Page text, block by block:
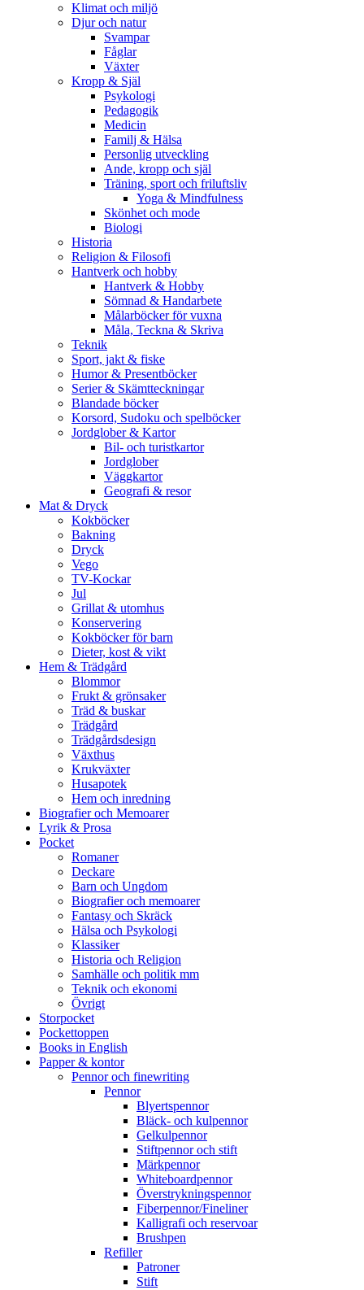
Klimat och miljö
Djur och natur
Svampar
Fåglar
Växter
Kropp & Själ
Psykologi
Pedagogik
Medicin
Familj & Hälsa
Personlig utveckling
Ande, kropp och själ
Träning, sport och friluftsliv
Yoga & Mindfulness
Skönhet och mode
Biologi
Historia
Religion & Filosofi
Hantverk och hobby
Hantverk & Hobby
Sömnad & Handarbete
Målarböcker för vuxna
Måla, Teckna & Skriva
Teknik
Sport, jakt & fiske
Humor & Presentböcker
Serier & Skämtteckningar
Blandade böcker
Korsord, Sudoku och spelböcker
Jordglober & Kartor
Bil- och turistkartor
Jordglober
Väggkartor
Geografi & resor
Mat & Dryck
Kokböcker
Bakning
Dryck
Vego
TV-Kockar
Jul
Grillat & utomhus
Konservering
Kokböcker för barn
Dieter, kost & vikt
Hem & Trädgård
Blommor
Frukt & grönsaker
Träd & buskar
Trädgård
Trädgårdsdesign
Växthus
Krukväxter
Husapotek
Hem och inredning
Biografier och Memoarer
Lyrik & Prosa
Pocket
Romaner
Deckare
Barn och Ungdom
Biografier och memoarer
Fantasy och Skräck
Hälsa och Psykologi
Klassiker
Historia och Religion
Samhälle och politik mm
Teknik och ekonomi
Övrigt
Storpocket
Pockettoppen
Books in English
Papper & kontor
Pennor och finewriting
Pennor
Blyertspennor
Bläck- och kulpennor
Gelkulpennor
Stiftpennor och stift
Märkpennor
Whiteboardpennor
Överstrykningspennor
Fiberpennor/Fineliner
Kalligrafi och reservoar
Brushpen
Refiller
Patroner
Stift